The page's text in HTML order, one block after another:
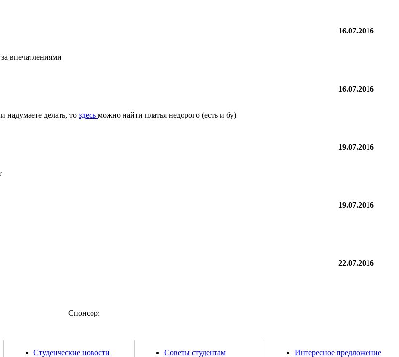
16.07.2016
впечатлениями
16.07.2016
надумаете делать, то здесь можно найти платья недорого (есть и бу)
19.07.2016
19.07.2016
22.07.2016
Спонсор:
Студенческие новости
Советы студентам
Интересное предложение